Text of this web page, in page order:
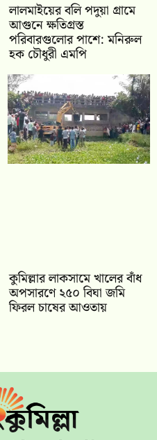
লালমাইয়ের বলি পদুয়া গ্রামে
আগুনে ক্ষতিগ্রস্ত
পরিবারগুলোর পাশে: মনিরুল
হক চৌধুরী এমপি
কুমিল্লার লাকসামে খালের বাঁধ
অপসারণে ২৫০ বিঘা জমি
ফিরল চাষের আওতায়